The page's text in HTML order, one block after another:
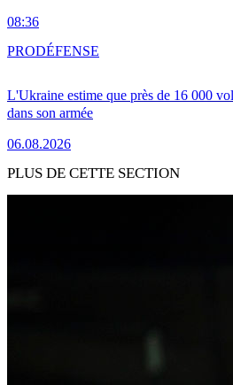
08:36
L'Ukraine estime que près de 16 000
dans son armée
06.08.2026
PRODÉFENSE
PLUS DE CETTE SECTION